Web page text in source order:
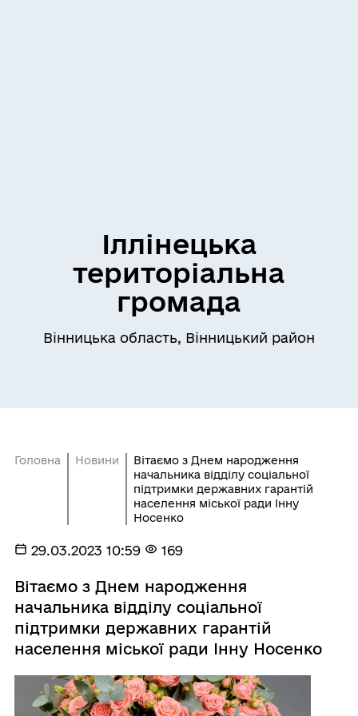
Іллінецька
територіальна
громада
Вінницька область, Вінницький район
Головна Новини
Вітаємо з Днем народження
начальника відділу соціальної
підтримки державних гарантій
населення міської ради Інну
Носенко
29.03.2023 10:59 169
Вітаємо з Днем народження
начальника відділу соціальної
підтримки державних гарантій
населення міської ради Інну Носенко